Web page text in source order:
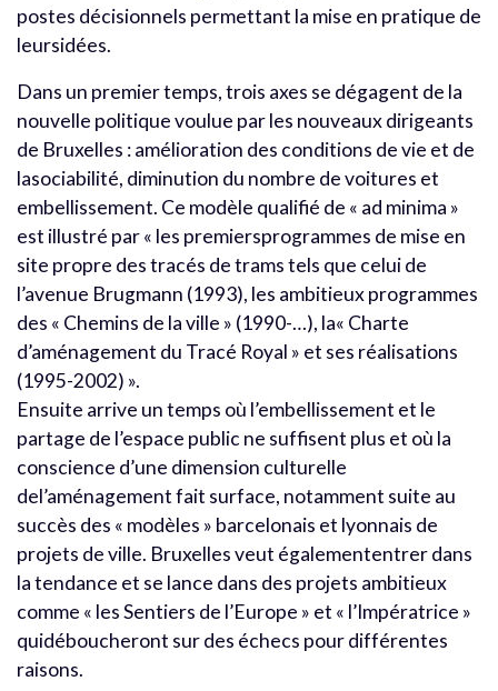
postes décisionnels permettant la mise en pratique de
leursidées.
Dans un premier temps, trois axes se dégagent de la
nouvelle politique voulue par les nouveaux dirigeants
de Bruxelles : amélioration des conditions de vie et de
lasociabilité, diminution du nombre de voitures et
embellissement. Ce modèle qualifié de « ad minima »
est illustré par « les premiersprogrammes de mise en
site propre des tracés de trams tels que celui de
l’avenue Brugmann (1993), les ambitieux programmes
des « Chemins de la ville » (1990-…), la« Charte
d’aménagement du Tracé Royal » et ses réalisations
(1995-2002) ».
Ensuite arrive un temps où l’embellissement et le
partage de l’espace public ne suffisent plus et où la
conscience d’une dimension culturelle
del’aménagement fait surface, notamment suite au
succès des « modèles » barcelonais et lyonnais de
projets de ville. Bruxelles veut égalemententrer dans
la tendance et se lance dans des projets ambitieux
comme « les Sentiers de l’Europe » et « l’Impératrice »
quidéboucheront sur des échecs pour différentes
raisons.